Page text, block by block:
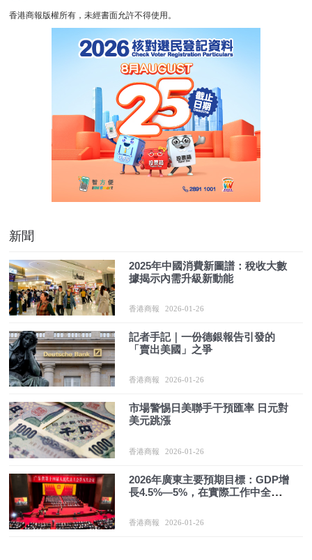
香港商報版權所有，未經書面允許不得使用。
新聞
2025年中國消費新圖譜：稅收大數
據揭示內需升級新動能
香港商報 2026-01-26
記者手記｜一份德銀報告引發的
「賣出美國」之爭
香港商報 2026-01-26
市場警惕日美聯手干預匯率 日元對
美元跳漲
香港商報 2026-01-26
2026年廣東主要預期目標：GDP增
長4.5%—5%，在實際工作中全力
香港商報 2026-01-26